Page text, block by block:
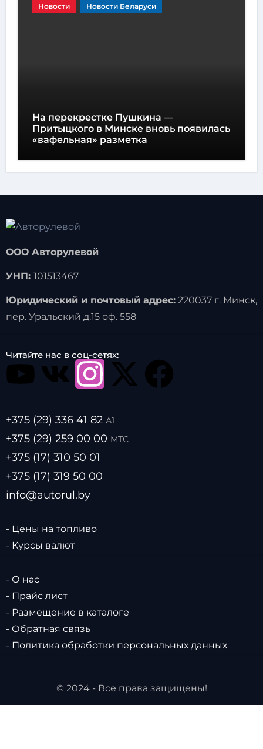
Новости Новости Беларуси
На перекрестке Пушкина —
Притыцкого в Минске вновь появилась
«вафельная» разметка
ООО Авторулевой
УНП: 101513467
Юридический и почтовый адрес:220037 г. Минск,
пер. Уральский д.15 оф. 558
Читайте нас в соц-сетях:
+375 (29) 336 41 82 А1
+375 (29) 259 00 00 МТС
+375 (17) 310 50 01
+375 (17) 319 50 00
info@autorul.by
- Цены на топливо
- Курсы валют
- О нас
- Прайс лист
- Размещение в каталоге
- Обратная связь
- Политика обработки персональных данных
© 2024 - Все права защищены!